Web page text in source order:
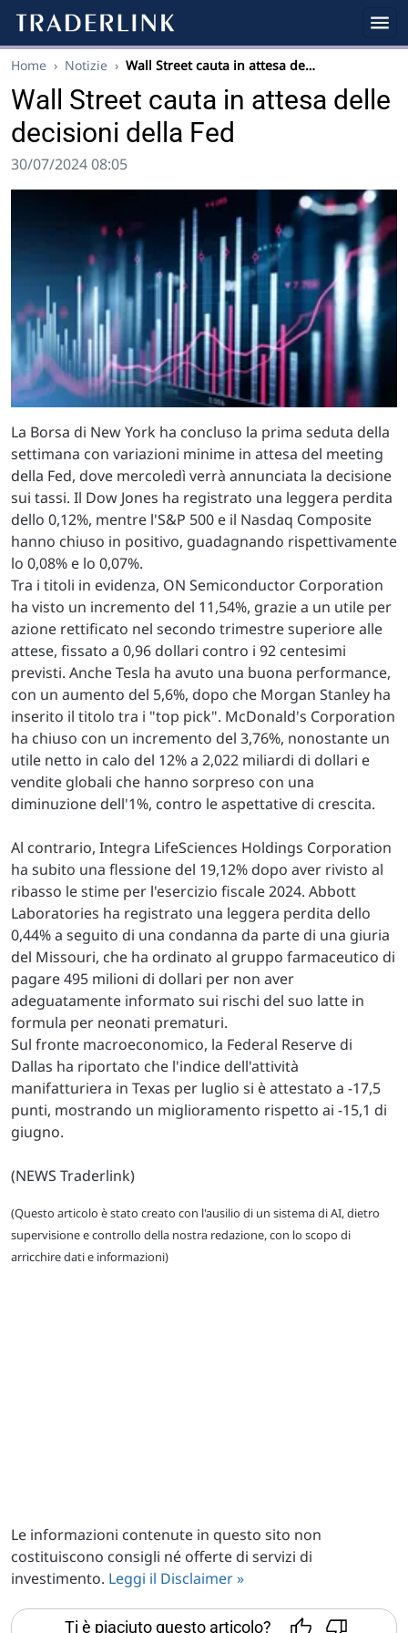
Home › Notizie › Wall Street cauta in attesa de…
Wall Street cauta in attesa delle
decisioni della Fed
30/07/2024 08:05
La Borsa di New York ha concluso la prima seduta della
settimana con variazioni minime in attesa del meeting
della Fed, dove mercoledì verrà annunciata la decisione
sui tassi. Il Dow Jones ha registrato una leggera perdita
dello 0,12%, mentre l'S&P 500 e il Nasdaq Composite
hanno chiuso in positivo, guadagnando rispettivamente
lo 0,08% e lo 0,07%.
Tra i titoli in evidenza, ON Semiconductor Corporation
ha visto un incremento del 11,54%, grazie a un utile per
azione rettificato nel secondo trimestre superiore alle
attese, fissato a 0,96 dollari contro i 92 centesimi
previsti. Anche Tesla ha avuto una buona performance,
con un aumento del 5,6%, dopo che Morgan Stanley ha
inserito il titolo tra i "top pick". McDonald's Corporation
ha chiuso con un incremento del 3,76%, nonostante un
utile netto in calo del 12% a 2,022 miliardi di dollari e
vendite globali che hanno sorpreso con una
diminuzione dell'1%, contro le aspettative di crescita.
Al contrario, Integra LifeSciences Holdings Corporation
ha subito una flessione del 19,12% dopo aver rivisto al
ribasso le stime per l'esercizio fiscale 2024. Abbott
Laboratories ha registrato una leggera perdita dello
0,44% a seguito di una condanna da parte di una giuria
del Missouri, che ha ordinato al gruppo farmaceutico di
pagare 495 milioni di dollari per non aver
adeguatamente informato sui rischi del suo latte in
formula per neonati prematuri.
Sul fronte macroeconomico, la Federal Reserve di
Dallas ha riportato che l'indice dell'attività
manifatturiera in Texas per luglio si è attestato a -17,5
punti, mostrando un miglioramento rispetto ai -15,1 di
giugno.
(NEWS Traderlink)
(Questo articolo è stato creato con l'ausilio di un sistema di AI, dietro
supervisione e controllo della nostra redazione, con lo scopo di
arricchire dati e informazioni)
Le informazioni contenute in questo sito non
costituiscono consigli né offerte di servizi di
investimento. Leggi il Disclaimer »
Ti è piaciuto questo articolo?